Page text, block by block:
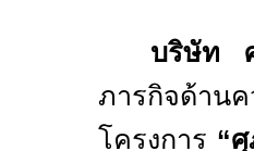
บริษัท
ภารกิจด้
โครงการ “